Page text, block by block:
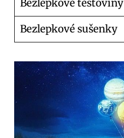
Bezlepkové těstoviny
Bezlepkové sušenky